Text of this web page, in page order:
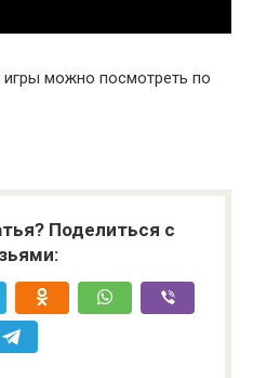
можно посмотреть по
Поделиться с